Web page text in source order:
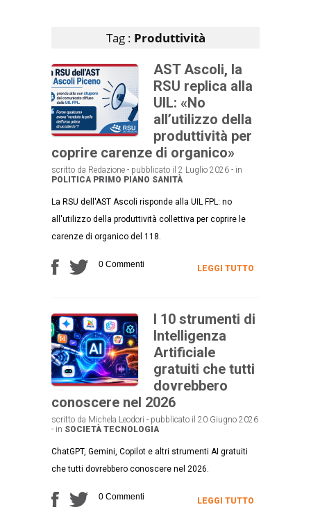
Tag : Produttività
AST Ascoli, la
RSU replica alla
UIL: «No
all’utilizzo della
produttività per
coprire carenze di organico»
scritto da Redazione - pubblicato il 2 Luglio 2026 - in
POLITICA PRIMO PIANO SANITÀ
La RSU dell'AST Ascoli risponde alla UIL FPL: no
all'utilizzo della produttività collettiva per coprire le
carenze di organico del 118.
0 Commenti LEGGI TUTTO
I 10 strumenti di
Intelligenza
Artificiale
gratuiti che tutti
dovrebbero
conoscere nel 2026
scritto da Michela Leodori - pubblicato il 20 Giugno 2026
- in SOCIETÀ TECNOLOGIA
ChatGPT, Gemini, Copilot e altri strumenti AI gratuiti
che tutti dovrebbero conoscere nel 2026.
0 Commenti LEGGI TUTTO